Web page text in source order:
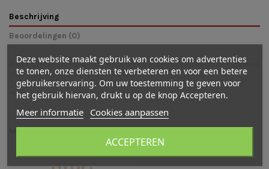
Beschrijving
Beoordelingen (0)
Kleine spookhuis hanger om bijvoorbeeld je seizoensboom of herfsttakken
mee te versieren tijdens Halloween.
Maat: 9 cm breed, 8 cm hoog, 3 cm dik
Deze website maakt gebruik van cookies om advertenties
te tonen, onze diensten te verbeteren en voor een betere
gebruikerservaring. Om uw toestemming te geven voor
het gebruik hiervan, drukt u op de knop Accepteren.
Meer informatie Cookies aanpassen
ACCEPTEREN